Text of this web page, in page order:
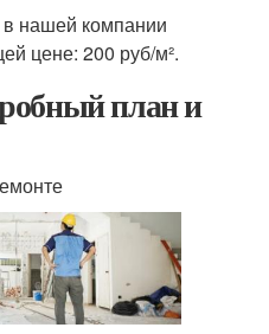
нашей компании
цене: 200 руб/м².
план и